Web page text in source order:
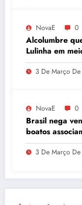
NovaE 0
Alcolumbre
Lulinha em
do INSS
3 De Março
NovaE 0
Brasil nega
boatos
3 De Março